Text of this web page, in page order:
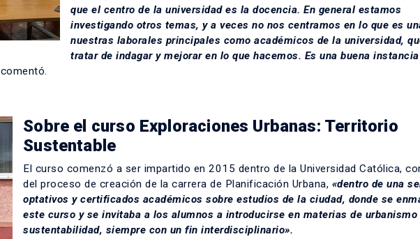
que el centro de la universidad es la docencia. En general estamos
investigando otros temas, y a veces no nos centramos en lo que es
nuestras laborales principales como académicos de la universidad,
tratar de indagar y mejorar en lo que hacemos. Es una buena
comentó.
Sobre el curso Exploraciones Urbanas: Territorio
Sustentable
El curso comenzó a ser impartido en 2015 dentro de la Universidad Católica,
del proceso de creación de la carrera de Planificación Urbana, «dentro de una
optativos y certificados académicos sobre estudios de la ciudad, donde se
este curso y se invitaba a los alumnos a introducirse en materias de urbanismo
sustentabilidad, siempre con un fin interdisciplinario».